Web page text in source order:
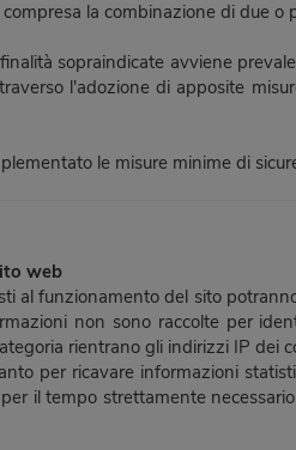
la combinazione di due o
sopraindicate avviene
l'adozione di apposite
le misure minime di
web
al funzionamento del sito
non sono raccolte per
rientrano gli indirizzi IP dei
per ricavare informazioni
il tempo strettamente